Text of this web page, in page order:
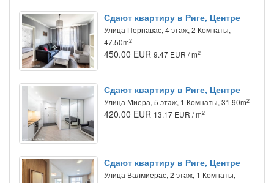
Сдают квартиру в Риге, Центре
Улица Пернавас, 4 этаж, 2 Комнаты,
47.50m2
450.00 EUR 9.47 EUR / m2
Сдают квартиру в Риге, Центре
Улица Миера, 5 этаж, 1 Комнаты, 31.90m2
420.00 EUR 13.17 EUR / m2
Сдают квартиру в Риге, Центре
Улица Валмиерас, 2 этаж, 1 Комнаты,